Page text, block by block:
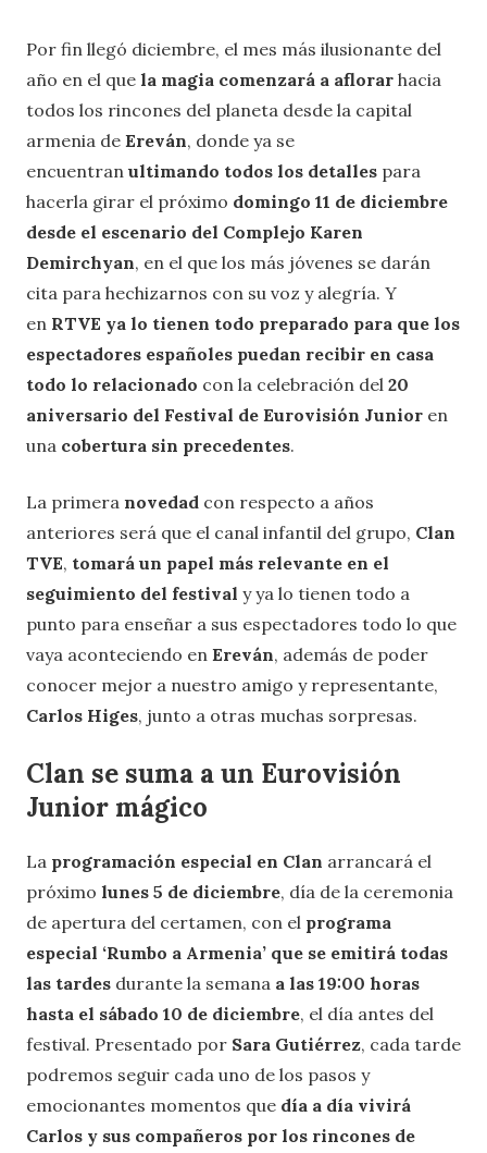
Por fin llegó diciembre, el mes más ilusionante del
año en el que la magia comenzará a aflorar hacia
todos los rincones del planeta desde la capital
armenia de Ereván, donde ya se
encuentran ultimando todos los detalles para
hacerla girar el próximo domingo 11 de diciembre
desde el escenario del Complejo Karen
Demirchyan, en el que los más jóvenes se darán
cita para hechizarnos con su voz y alegría. Y
en RTVE ya lo tienen todo preparado para que los
espectadores españoles puedan recibir en casa
todo lo relacionado con la celebración del 20
aniversario del Festival de Eurovisión Junior en
una cobertura sin precedentes.
La primera novedad con respecto a años
anteriores será que el canal infantil del grupo, Clan
TVE, tomará un papel más relevante en el
seguimiento del festival y ya lo tienen todo a
punto para enseñar a sus espectadores todo lo que
vaya aconteciendo en Ereván, además de poder
conocer mejor a nuestro amigo y representante,
Carlos Higes, junto a otras muchas sorpresas.
Clan se suma a un Eurovisión
Junior mágico
La programación especial en Clan arrancará el
próximo lunes 5 de diciembre, día de la ceremonia
de apertura del certamen, con el programa
especial ‘Rumbo a Armenia’ que se emitirá todas
las tardes durante la semana a las 19:00 horas
hasta el sábado 10 de diciembre, el día antes del
festival. Presentado por Sara Gutiérrez, cada tarde
podremos seguir cada uno de los pasos y
emocionantes momentos que día a día vivirá
Carlos y sus compañeros por los rincones de